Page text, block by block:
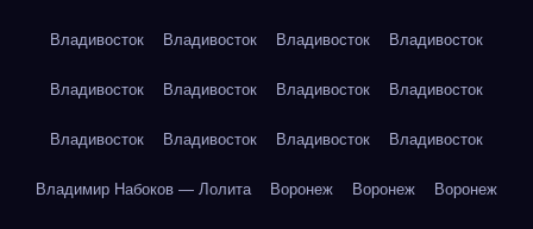
Владивосток Владивосток Владивосток Владивосток
Владивосток Владивосток Владивосток Владивосток
Владивосток Владивосток Владивосток Владивосток
Владимир Набоков — Лолита Воронеж Воронеж Воронеж